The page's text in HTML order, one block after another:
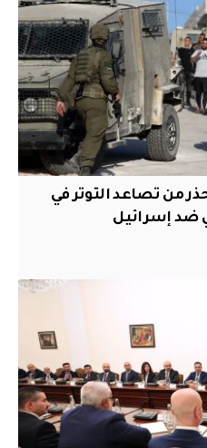
من تصاعد التوتر في
ضد إسرائيل